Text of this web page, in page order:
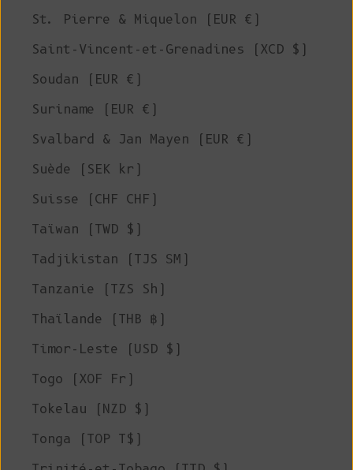
St. Pierre & Miquelon (EUR €)
Saint-Vincent-et-Grenadines (XCD $)
Soudan (EUR €)
Suriname (EUR €)
Svalbard & Jan Mayen (EUR €)
Suède (SEK kr)
Suisse (CHF CHF)
Taïwan (TWD $)
Tadjikistan (TJS ЅМ)
Tanzanie (TZS Sh)
Thaïlande (THB ฿)
Timor-Leste (USD $)
Togo (XOF Fr)
Tokelau (NZD $)
Tonga (TOP T$)